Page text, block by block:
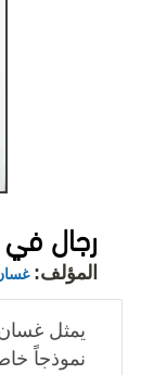
رجال
المؤلف:
يمثل
نموذجاً